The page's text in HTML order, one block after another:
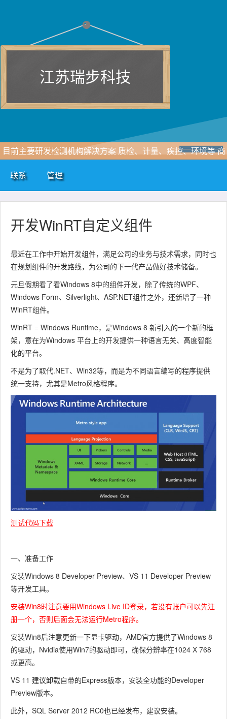
江苏瑞步科技
目前主要研发检测机构解决方案 质检、计量、疾控、环境等 商
联系
管理
开发WinRT自定义组件
最近在工作中开始开发组件，满足公司的业务与技术需求，同时也
在规划组件的开发路线，为公司的下一代产品做好技术储备。
元旦假期看了看Windows 8中的组件开发，除了传统的WPF、
Windows Form、Silverlight、ASP.NET组件之外，还新增了一种
WinRT组件。
WinRT = Windows Runtime，是Windows 8 新引入的一个新的框
架，意在为Windows 平台上的开发提供一种语言无关、高度智能
化的平台。
不是为了取代.NET、Win32等，而是为不同语言编写的程序提供
统一支持，尤其是Metro风格程序。
测试代码下载
一、准备工作
安装Windows 8 Developer Preview、VS 11 Developer Preview
等开发工具。
安装Win8时注意要用Windows Live ID登录，若没有账户可以先注
册一个，否则后面会无法运行Metro程序。
安装Win8后注意更新一下显卡驱动，AMD官方提供了Windows 8
的驱动，Nvidia使用Win7的驱动即可，确保分辨率在1024 X 768
或更高。
VS 11 建议卸载自带的Express版本，安装全功能的Developer
Preview版本。
此外，SQL Server 2012 RC0也已经发布，建议安装。